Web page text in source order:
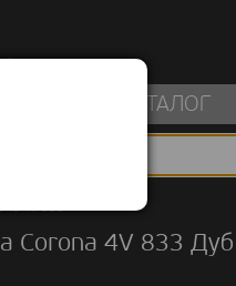
КАТАЛОГ
4V 833
Corona 4V 833 Дуб